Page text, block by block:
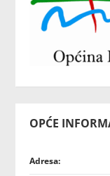
OPĆE
Adresa: